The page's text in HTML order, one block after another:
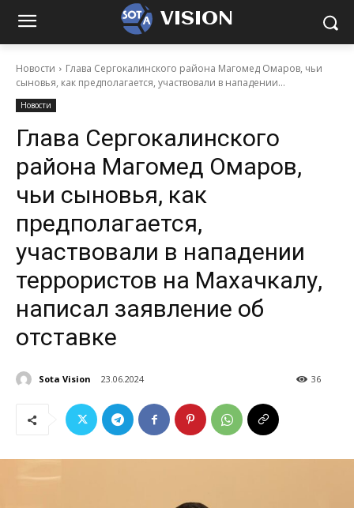
VISION
Новости
Глава Сергокалинского района Магомед Омаров, чьи
сыновья, как предполагается, участвовали в нападении...
Новости
Глава Сергокалинского
района Магомед Омаров,
чьи сыновья, как
предполагается,
участвовали в нападении
террористов на Махачкалу,
написал заявление об
отставке
Sota Vision 23.06.2024 36